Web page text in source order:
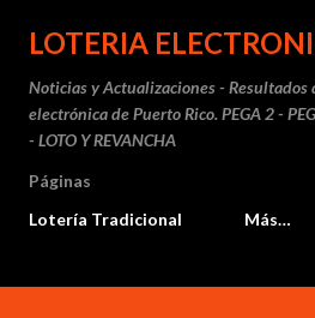
Ir al contenido
LOTERIA
Noticias y Actualizaciones - Resultados
electrónica de Puerto Rico. PEGA 2 -
- LOTO Y REVANCHA
Páginas
Lotería Tradicional
Más…